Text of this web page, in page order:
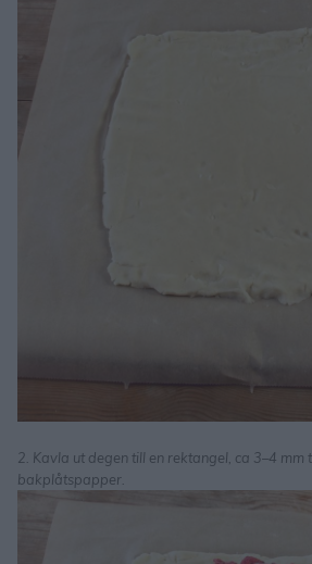
2. Kavla ut degen till en rektangel, ca 3–4 mm
bakplåtspapper.